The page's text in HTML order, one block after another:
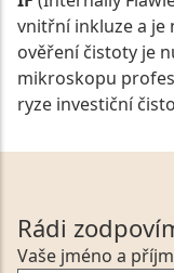
vnitřní inkluze a je
ověření čistoty je
mikroskopu
ryze investiční
Rádi
Vaše jméno a